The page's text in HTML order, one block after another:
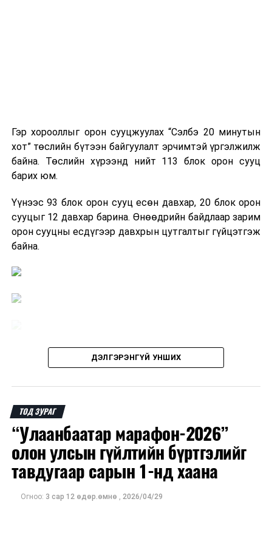
Гэр хорооллыг орон сууцжуулах “Сэлбэ 20 минутын
хот” төслийн бүтээн байгуулалт эрчимтэй үргэлжилж
байна. Төслийн хүрээнд нийт 113 блок орон сууц
барих юм.
Үүнээс 93 блок орон сууц есөн давхар, 20 блок орон
сууцыг 12 давхар барина. Өнөөдрийн байдлаар зарим
орон сууцны есдүгээр давхрын цутгалтыг гүйцэтгэж
байна.
ДЭЛГЭРЭНГҮЙ УНШИХ
ТОД ЗУРАГ
“Улаанбаатар марафон-2026”
олон улсын гүйлтийн бүртгэлийг
тавдугаар сарын 1-нд хаана
Огноо: 3 сар 12 өдөр.өмнө 2026/04/29